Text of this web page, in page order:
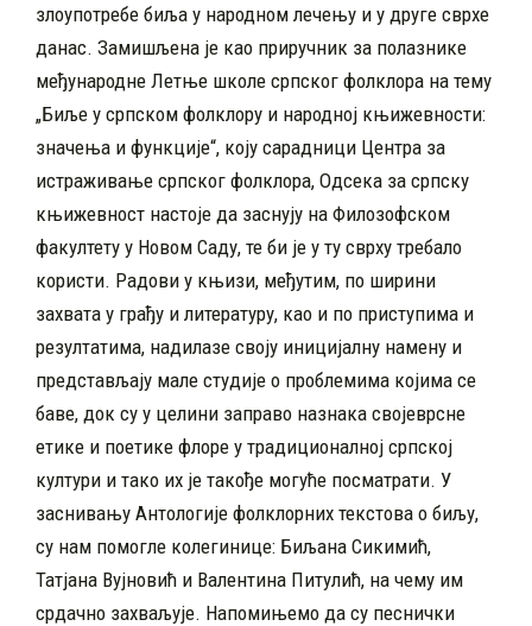
злоупотребе биља у народном лечењу и у друге сврхе
данас. Замишљена је као приручник за полазнике
међународне Летње школе српског фолклора на тему
„Биље у српском фолклору и народној књижевности:
значења и функције“, коју сарадници Центра за
истраживање српског фолклора, Одсека за српску
књижевност настоје да заснују на Филозофском
факултету у Новом Саду, те би је у ту сврху требало
користи. Радови у књизи, међутим, по ширини
захвата у грађу и литературу, као и по приступима и
резултатима, надилазе своју иницијалну намену и
представљају мале студије о проблемима којима се
баве, док су у целини заправо назнака својеврсне
етике и поетике флоре у традиционалној српској
култури и тако их је такође могуће посматрати. У
заснивању Антологије фолклорних текстова о биљу,
су нам помогле колегинице: Биљана Сикимић,
Татјана Вујновић и Валентина Питулић, на чему им
срдачно захваљује. Напомињемо да су песнички